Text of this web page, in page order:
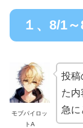
１、8/1
モブパイロッ
トA
投稿
た内
急に